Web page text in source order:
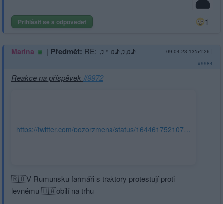
Přihlásit se a odpovědět 1
Marina | Předmět: RE: ♫♀♫♪♫♫♪ 09.04.23 13:54:26 |
#9984
Reakce na příspěvek#9972
https://twitter.com/pozorzmena/status/1644617521075503105?
🇷🇴V Rumunsku farmáři s traktory protestují proti
levnému 🇺🇦obilí na trhu